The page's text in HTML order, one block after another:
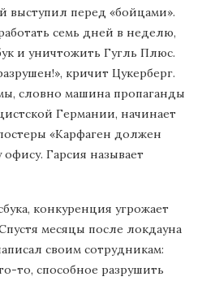
выступил перед «бойцами».
семь дней в неделю,
и уничтожить Гугль Плюс.
кричит Цукерберг.
словно машина пропаганды
Германии, начинает
«Карфаген должен
Гарсия называет
конкуренция угрожает
месяцы после локдауна
своим сотрудникам:
то, способное разрушить